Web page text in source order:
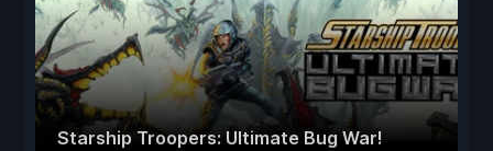
Starship Troopers: Ultimate Bug War!